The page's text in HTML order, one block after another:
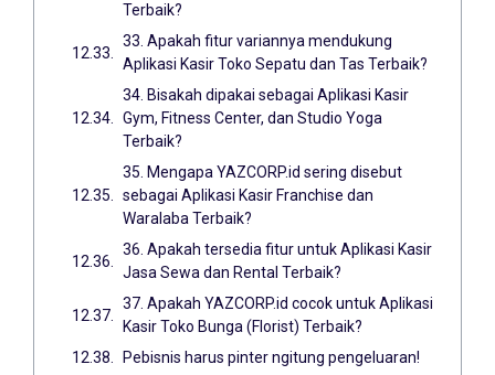
Terbaik?
33. Apakah fitur variannya mendukung
Aplikasi Kasir Toko Sepatu dan Tas Terbaik?
34. Bisakah dipakai sebagai Aplikasi Kasir
Gym, Fitness Center, dan Studio Yoga
Terbaik?
35. Mengapa YAZCORP.id sering disebut
sebagai Aplikasi Kasir Franchise dan
Waralaba Terbaik?
36. Apakah tersedia fitur untuk Aplikasi Kasir
Jasa Sewa dan Rental Terbaik?
37. Apakah YAZCORP.id cocok untuk Aplikasi
Kasir Toko Bunga (Florist) Terbaik?
Pebisnis harus pinter ngitung pengeluaran!